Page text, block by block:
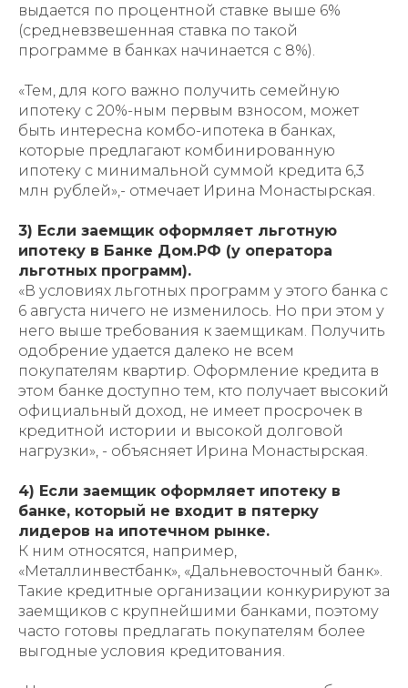
выдается по процентной ставке выше 6%
(средневзвешенная ставка по такой
программе в банках начинается с 8%).
«Тем, для кого важно получить семейную
ипотеку с 20%-ным первым взносом, может
быть интересна комбо-ипотека в банках,
которые предлагают комбинированную
ипотеку с минимальной суммой кредита 6,3
млн рублей»,- отмечает Ирина Монастырская.
3) Если заемщик оформляет льготную
ипотеку в Банке Дом.РФ (у оператора
льготных программ).
«В условиях льготных программ у этого банка с
6 августа ничего не изменилось. Но при этом у
него выше требования к заемщикам. Получить
одобрение удается далеко не всем
покупателям квартир. Оформление кредита в
этом банке доступно тем, кто получает высокий
официальный доход, не имеет просрочек в
кредитной истории и высокой долговой
нагрузки», - объясняет Ирина Монастырская.
4) Если заемщик оформляет ипотеку в
банке, который не входит в пятерку
лидеров на ипотечном рынке.
К ним относятся, например,
«Металлинвестбанк», «Дальневосточный банк».
Такие кредитные организации конкурируют за
заемщиков с крупнейшими банками, поэтому
часто готовы предлагать покупателям более
выгодные условия кредитования.